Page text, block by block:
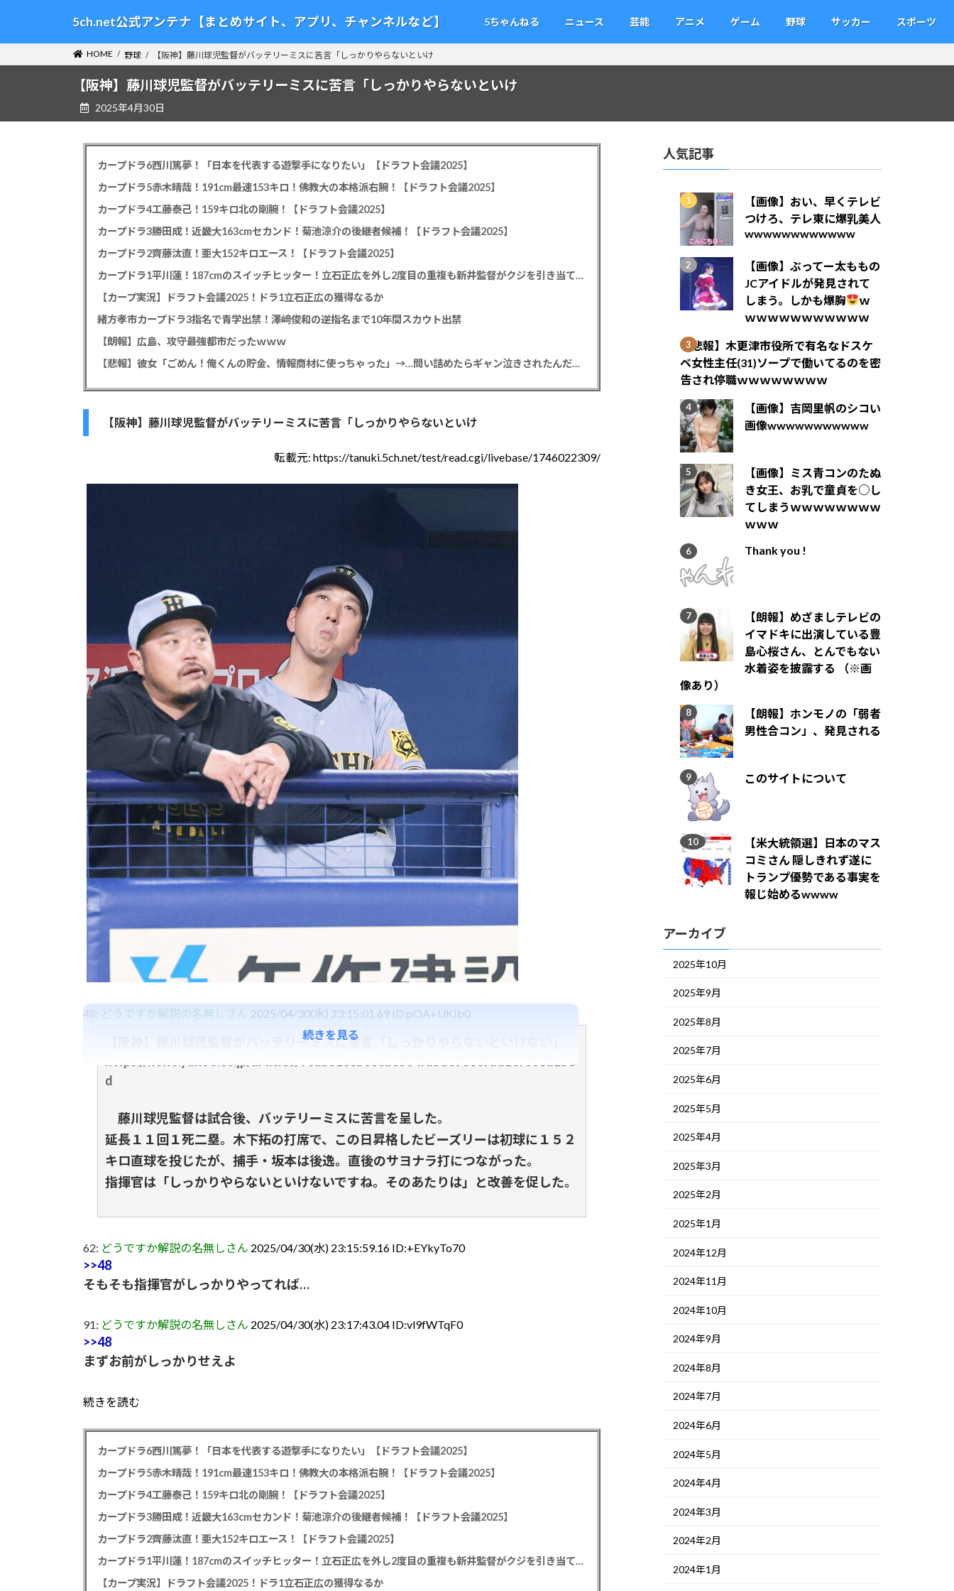
テ
ゲ
5ch.net公式アンテナ【まとめサイト、アプリ、チャンネルなど】 5ちゃんねる ニュース 芸能 アニメ ゲーム 野球 サッカー スポーツ
HOME 野球 【阪神】藤川球児監督がバッテリーミスに苦言「しっかりやらないといけ
【阪神】藤川球児監督がバッテリーミスに苦言「しっかりやらないといけ
2025年4月30日
カープドラ6西川篤夢！「日本を代表する遊撃手になりたい」【ドラフト会議2025】
カープドラ5赤木晴哉！191cm最速153キロ！佛教大の本格派右腕！【ドラフト会議2025】
カープドラ4工藤泰己！159キロ北の剛腕！【ドラフト会議2025】
カープドラ3勝田成！近畿大163cmセカンド！菊池涼介の後継者候補！【ドラフト会議2025】
カープドラ2齊藤汰直！亜大152キロエース！【ドラフト会議2025】
カープドラ1平川蓮！187cmのスイッチヒッター！立石正広を外し2度目の重複も新井監督がクジを引き当てる！【ドラフト会議2025】
【カープ実況】ドラフト会議2025！ドラ1立石正広の獲得なるか
緒方孝市カープドラ3指名で青学出禁！澤﨑俊和の逆指名まで10年間スカウト出禁
【朗報】広島、攻守最強都市だったｗｗｗ
【悲報】彼女「ごめん！俺くんの貯金、情報商材に使っちゃった」→…問い詰めたらギャン泣きされたんだが俺が悪いのか？
【阪神】藤川球児監督がバッテリーミスに苦言「しっかりやらないといけ
転載元:https://tanuki.5ch.net/test/read.cgi/livebase/1746022309/
48: どうですか解説の名無しさん 2025/04/30(水) 23:15:01.69 ID:pOA+UKIb0
【阪神】藤川球児監督がバッテリーミスに苦言「しっかりやらないといけない」
https://news.yahoo.co.jp/articles/9cdb51ceb0ecd8504fa5d69833fdd13f363d1bc
d
藤川球児監督は試合後、バッテリーミスに苦言を呈した。
延長１１回１死二塁。木下拓の打席で、この日昇格したビーズリーは初球に１５２
キロ直球を投じたが、捕手・坂本は後逸。直後のサヨナラ打につながった。
指揮官は「しっかりやらないといけないですね。そのあたりは」と改善を促した。
62: どうですか解説の名無しさん 2025/04/30(水) 23:15:59.16 ID:+EYkyTo70
>>48
そもそも指揮官がしっかりやってれば…
91: どうですか解説の名無しさん 2025/04/30(水) 23:17:43.04 ID:vl9fWTqF0
>>48
まずお前がしっかりせえよ
続きを読む
続きを見る
カープドラ6西川篤夢！「日本を代表する遊撃手になりたい」【ドラフト会議2025】
カープドラ5赤木晴哉！191cm最速153キロ！佛教大の本格派右腕！【ドラフト会議2025】
カープドラ4工藤泰己！159キロ北の剛腕！【ドラフト会議2025】
カープドラ3勝田成！近畿大163cmセカンド！菊池涼介の後継者候補！【ドラフト会議2025】
カープドラ2齊藤汰直！亜大152キロエース！【ドラフト会議2025】
カープドラ1平川蓮！187cmのスイッチヒッター！立石正広を外し2度目の重複も新井監督がクジを引き当てる！【ドラフト会議2025】
【カープ実況】ドラフト会議2025！ドラ1立石正広の獲得なるか
人気記事
【画像】おい、早くテレビ
つけろ、テレ東に爆乳美人
wwwwwwwwwwww
【画像】ぶってー太ももの
JCアイドルが発見されて
しまう。しかも爆胸
ｗ
ｗｗｗｗｗｗｗｗｗｗｗ
【悲報】木更津市役所で有名なドスケ
ベ女性主任(31)ソープで働いてるのを密
告され停職ｗｗｗｗｗｗｗｗ
【画像】吉岡里帆のシコい
画像wwwwwwwwwww
【画像】ミス青コンのたぬ
き女王、お乳で童貞を○し
てしまうｗｗｗｗｗｗｗｗ
ｗｗｗ
Thank you !
【朗報】めざましテレビの
イマドキに出演している豊
島心桜さん、とんでもない
水着姿を披露する （※画
像あり）
【朗報】ホンモノの「弱者
男性合コン」、発見される
このサイトについて
【米大統領選】日本のマス
コミさん 隠しきれず遂に
トランプ優勢である事実を
報じ始めるwwww
アーカイブ
2025年10月
2025年9月
2025年8月
2025年7月
2025年6月
2025年5月
2025年4月
2025年3月
2025年2月
2025年1月
2024年12月
2024年11月
2024年10月
2024年9月
2024年8月
2024年7月
2024年6月
2024年5月
2024年4月
2024年3月
2024年2月
2024年1月